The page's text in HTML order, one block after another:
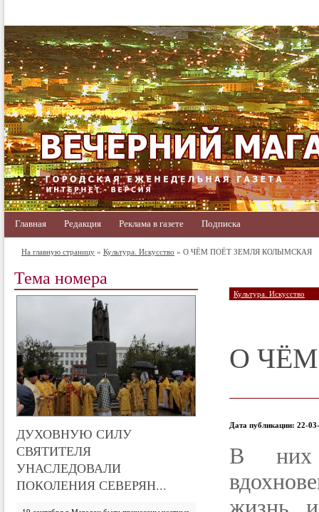
Главная Редакция Реклама в газете Подписка
На главную страницу » Культура. Искусство » О ЧЁМ ПОЁТ ЗЕМЛЯ КОЛЫМСКАЯ
Тема номера
ДУХОВНУЮ СИЛУ
СВЯТИТЕЛЯ
УНАСЛЕДОВАЛИ
ПОКОЛЕНИЯ СЕВЕРЯН...
Культура. Искусство
О
Дата публикации: 22-
В них